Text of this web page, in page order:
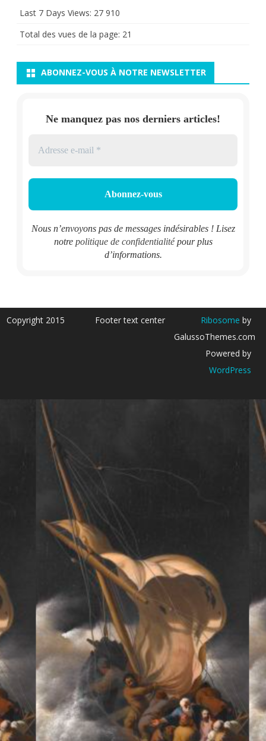
Last 7 Days Views: 27 910
Total des vues de la page: 21
ABONNEZ-VOUS À NOTRE NEWSLETTER
Ne manquez pas nos derniers articles!
Nous n’envoyons pas de messages indésirables ! Lisez
notre politique de confidentialitépour plus
d’informations.
Copyright 2015 Footer text center Ribosome by
GalussoThemes.com
Powered by
WordPress